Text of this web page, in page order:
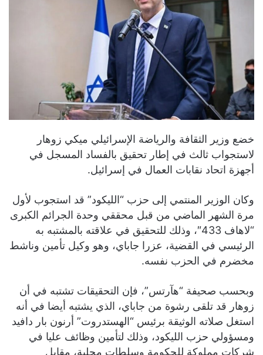
خضع وزير الثقافة والرياضة الإسرائيلي ميكي زوهار
لاستجواب ثالث في إطار تحقيق بالفساد المسجل في
أجهزة اتحاد نقابات العمال في إسرائيل.
وكان الوزير المنتمي إلى حزب “الليكود” قد استجوب لأول
مرة الشهر الماضي من قبل محققي وحدة الجرائم الكبرى
“لاهاف 433″، وذلك للتحقيق في علاقته بالمشتبه به
الرئيسي في القضية، عزرا جاباي، وهو وكيل تأمين وناشط
مخضرم في الحزب نفسه.
وبحسب صحيفة “هآرتس”، فإن التحقيقات تشتبه في أن
زوهار قد تلقى رشوة من جاباي، الذي يشتبه أيضا في أنه
استغل صلاته الوثيقة برئيس “الهستدروت” أرنون بار دافيد
ومسؤولي حزب الليكود، وذلك لتأمين وظائف عليا في
شركات مملوكة للحكومة وسلطات محلية، مقابل